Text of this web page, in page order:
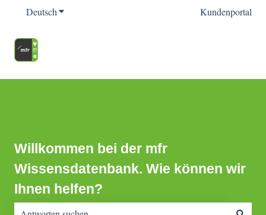
DeutschUntermenü für Übersetzungen anzeigenKundenportal
Willkommen bei der mfr
Wissensdatenbank. Wie können wir
Ihnen helfen?